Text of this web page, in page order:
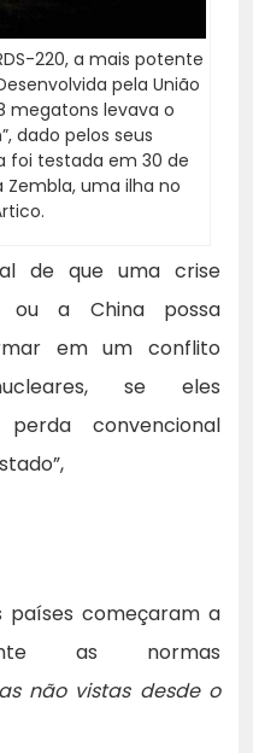
220, a mais potente
pela União
megatons levava o
dado pelos seus
foi testada em 30 de
Zembla, uma ilha no
de que uma crise
ou a China possa
em um conflito
se eles
convencional
países começaram a
as normas
não vistas desde o